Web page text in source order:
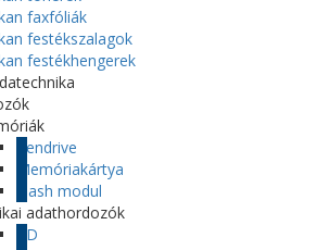
faxfóliák
festékszalagok
festékhengerek
Pendrive
Memóriakártya
Flash modul
adathordozók
CD